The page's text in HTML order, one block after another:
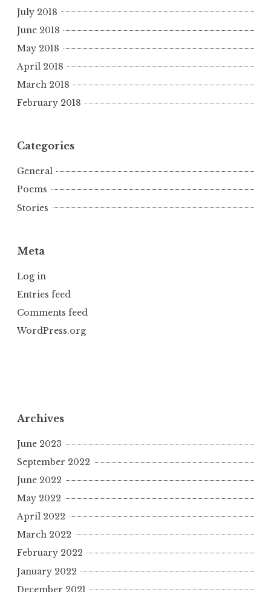
July 2018
June 2018
May 2018
April 2018
March 2018
February 2018
Categories
General
Poems
Stories
Meta
Log in
Entries feed
Comments feed
WordPress.org
Archives
June 2023
September 2022
June 2022
May 2022
April 2022
March 2022
February 2022
January 2022
December 2021